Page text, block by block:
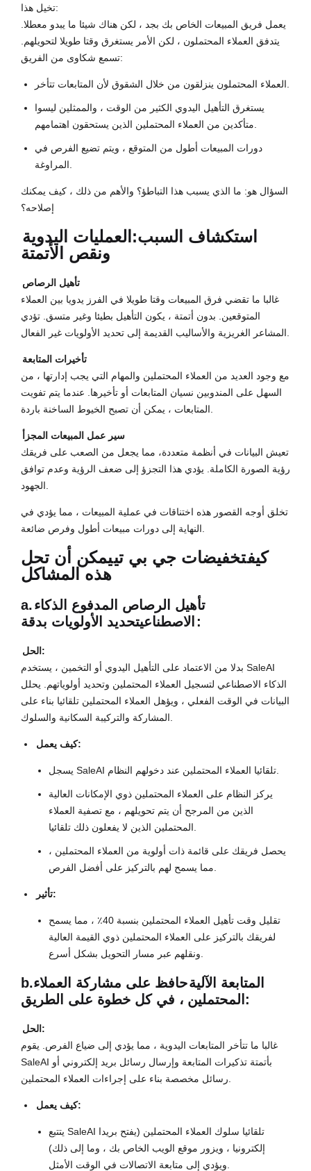
تخيل هذا:
يعمل فريق المبيعات الخاص بك بجد ، لكن هناك شيئا ما يبدو معطلا.
يتدفق العملاء المحتملون ، لكن الأمر يستغرق وقتا طويلا لتحويلهم.
تسمع شكاوى من الفريق:
يستغرق التأهيل اليدوي الكثير من الوقت ، والممثلين ليسوا
دورات المبيعات أطول من المتوقع ، ويتم تضيع الفرص في
السؤال هو: ما الذي يسبب هذا التباطؤ؟ والأهم من ذلك ، كيف يمكنك
إصلاحه؟
استكشاف السبب: العمليات اليدوية
ونقص الأتمتة
تأهيل الرصاص
غالبا ما تقضي فرق المبيعات وقتا طويلا في الفرز يدويا بين العملاء
المتوقعين. بدون أتمتة ، يكون التأهيل بطيئا وغير متسق. تؤدي
تأخيرات المتابعة
مع وجود العديد من العملاء المحتملين والمهام التي يجب إدارتها ، من
السهل على المندوبين نسيان المتابعات أو تأخيرها. عندما يتم تفويت
سير عمل المبيعات المجزأ
تعيش البيانات في أنظمة متعددة، مما يجعل من الصعب على فريقك
رؤية الصورة الكاملة. يؤدي هذا التجزؤ إلى ضعف الرؤية وعدم توافق
تخلق أوجه القصور هذه اختناقات في عملية المبيعات ، مما يؤدي في
كيفتخفيضات جي بي تييمكن أن تحل
هذه المشاكل
a.تأهيل الرصاص المدفوع الذكاء
الاصطناعي تحديد الأولويات بدقة:
الحل:
بدلا من الاعتماد على التأهيل اليدوي أو التخمين ، يستخدم SaleAI
الذكاء الاصطناعي لتسجيل العملاء المحتملين وتحديد أولوياتهم. يحلل
البيانات في الوقت الفعلي ، ويؤهل العملاء المحتملين تلقائيا بناء على
كيف يعمل:
يركز النظام على العملاء المحتملين ذوي الإمكانات العالية
الذين من المرجح أن يتم تحويلهم ، مع تصفية العملاء
يحصل فريقك على قائمة ذات أولوية من العملاء المحتملين ،
تأثير:
تقليل وقت تأهيل العملاء المحتملين بنسبة 40٪ ، مما يسمح
لفريقك بالتركيز على العملاء المحتملين ذوي القيمة العالية
b. المتابعة الآليةحافظ على مشاركة العملاء
المحتملين ، في كل خطوة على الطريق:
الحل:
غالبا ما تتأخر المتابعات اليدوية ، مما يؤدي إلى ضياع الفرص. يقوم
SaleAI بأتمتة تذكيرات المتابعة وإرسال رسائل بريد إلكتروني أو
كيف يعمل:
يتتبع SaleAI تلقائيا سلوك العملاء المحتملين (يفتح بريدا
إلكترونيا ، ويزور موقع الويب الخاص بك ، وما إلى ذلك)